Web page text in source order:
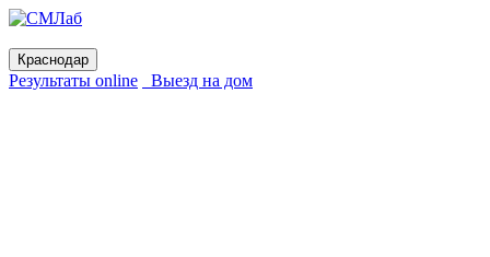
Краснодар
Результаты online Выезд на дом